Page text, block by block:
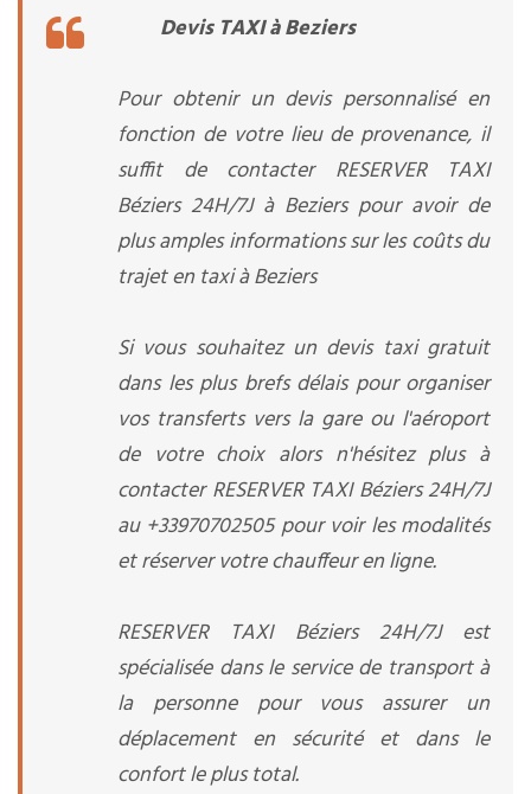
Devis TAXI à Beziers
Pour obtenir un devis personnalisé en
fonction de votre lieu de provenance, il
suffit de contacter RESERVER TAXI
Béziers 24H/7J à Beziers pour avoir de
plus amples informations sur les coûts du
trajet en taxi à Beziers
Si vous souhaitez un devis taxi gratuit
dans les plus brefs délais pour organiser
vos transferts vers la gare ou l'aéroport
de votre choix alors n'hésitez plus à
contacter RESERVER TAXI Béziers 24H/7J
au +33970702505 pour voir les modalités
et réserver votre chauffeur en ligne.
RESERVER TAXI Béziers 24H/7J est
spécialisée dans le service de transport à
la personne pour vous assurer un
déplacement en sécurité et dans le
confort le plus total.